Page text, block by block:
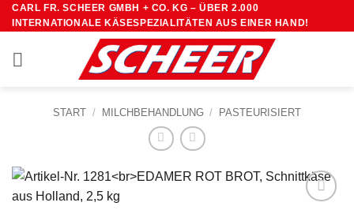
Zum
Inhalt
CARL FR. SCHEER GMBH + CO. KG – ÜBER 2.000
INTERNATIONALE KÄSESPEZIALITÄTEN AUS EINER HAND!
START / MILCHBEHANDLUNG / PASTEURISIERT